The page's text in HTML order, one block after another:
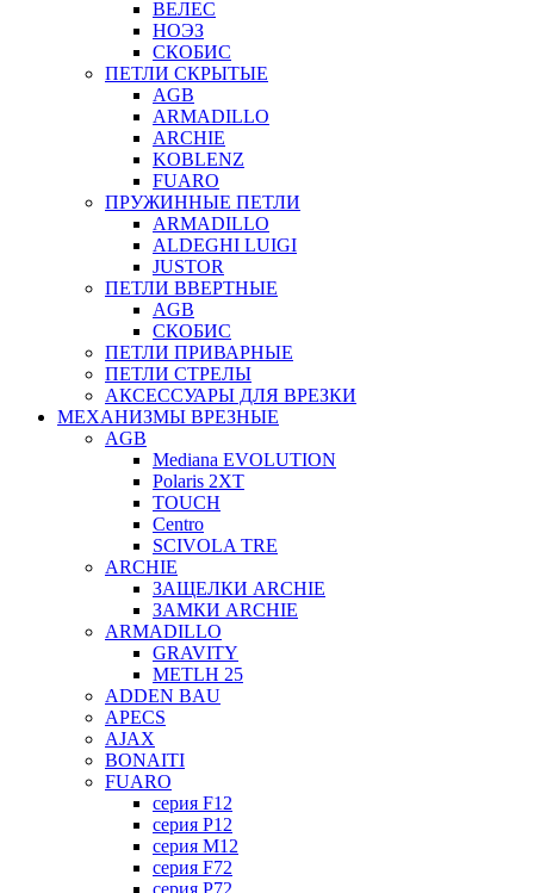
ВЕЛЕС
НОЭЗ
СКОБИС
ПЕТЛИ СКРЫТЫЕ
AGB
ARMADILLO
ARCHIE
KOBLENZ
FUARO
ПРУЖИННЫЕ ПЕТЛИ
ARMADILLO
ALDEGHI LUIGI
JUSTOR
ПЕТЛИ ВВЕРТНЫЕ
AGB
СКОБИС
ПЕТЛИ ПРИВАРНЫЕ
ПЕТЛИ СТРЕЛЫ
АКСЕССУАРЫ ДЛЯ ВРЕЗКИ
МЕХАНИЗМЫ ВРЕЗНЫЕ
AGB
Mediana EVOLUTION
Polaris 2XT
TOUCH
Centro
SCIVOLA TRE
ARCHIE
ЗАЩЕЛКИ ARCHIE
ЗАМКИ ARCHIE
ARMADILLO
GRAVITY
METLH 25
ADDEN BAU
APECS
AJAX
BONAITI
FUARO
серия F12
серия P12
серия M12
серия F72
серия P72